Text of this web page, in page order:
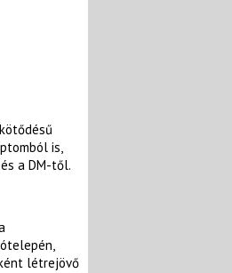
is,
a DM-től.
létrejövő